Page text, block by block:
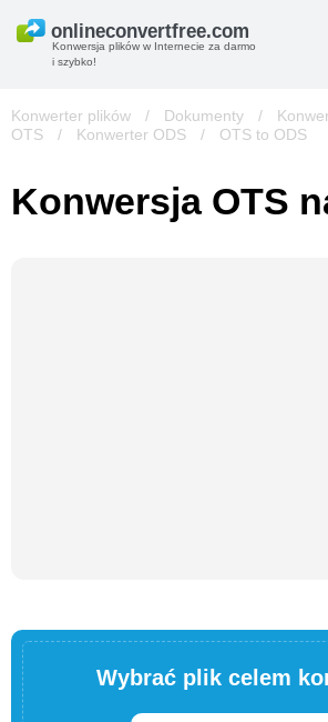
Konwersja plików w Internecie za darmo
i szybko!
Konwerter plików / Dokumenty /
OTS
/ Konwerter ODS / OTS to ODS
Konwersja OTS
Wybrać plik celem